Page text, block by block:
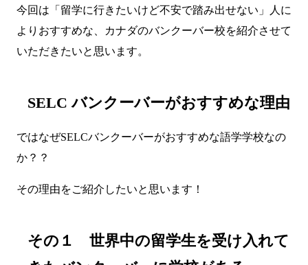
今回は「留学に行きたいけど不安で踏み出せない」人に
よりおすすめな、カナダのバンクーバー校を紹介させて
いただきたいと思います。
SELC バンクーバーがおすすめな理由
ではなぜSELCバンクーバーがおすすめな語学学校なの
か？？
その理由をご紹介したいと思います！
その１ 世界中の留学生を受け入れて